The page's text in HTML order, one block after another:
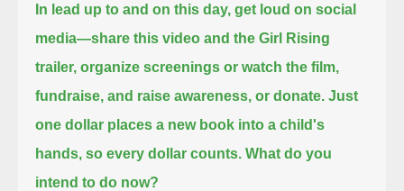
In lead up to and on this day, get loud on social
media—share this video and the Girl Rising
trailer, organize screenings or watch the film,
fundraise, and raise awareness, or donate. Just
one dollar places a new book into a child's
hands, so every dollar counts. What do you
intend to do now?